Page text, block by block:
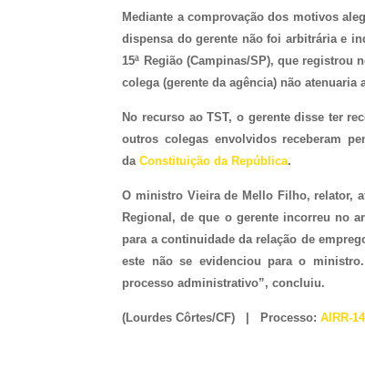
Mediante a comprovação dos motivos
dispensa do gerente não foi arbitrária e
15ª Região (Campinas/SP), que registrou
colega (gerente da agência) não
No recurso ao TST, o gerente disse ter
outros colegas envolvidos receberam
daConstituição da República.
O ministro Vieira de Mello Filho, relator,
Regional, de que o gerente incorreu no
para a continuidade da relação de
este não se evidenciou para o
processo administrativo”, concluiu.
(Lourdes Côrtes/CF) | Processo:AIRR-